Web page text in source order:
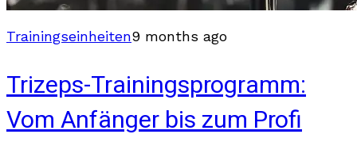
Trainingseinheiten9 months ago
Trizeps-Trainingsprogramm:
Vom Anfänger bis zum Profi